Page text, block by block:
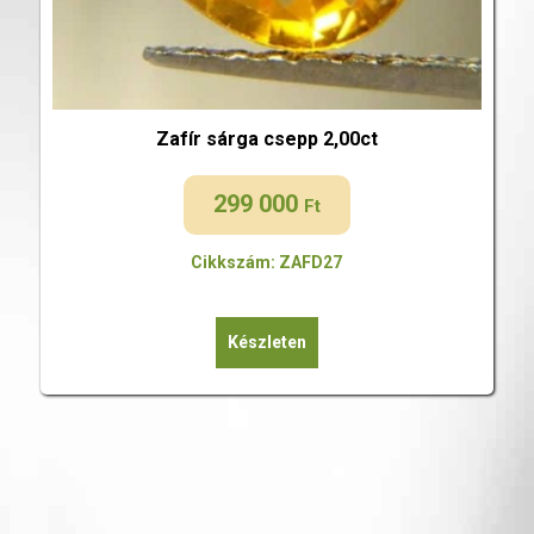
Zafír sárga csepp 2,00ct
299 000 Ft
Cikkszám: ZAFD27
Készleten